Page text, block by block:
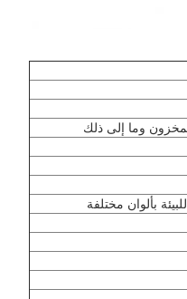
وما إلى ذلك
بألوان مختلفة